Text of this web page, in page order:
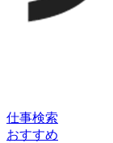
仕事検索
おすすめ